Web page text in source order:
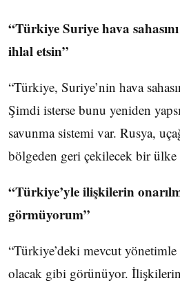
“Türkiye Suriye hava
ihlal etsin”
“Türkiye, Suriye’nin hava
Şimdi isterse bunu yeniden
savunma sistemi var. Rusya,
bölgeden geri çekilecek bir ülke
“Türkiye’yle ilişkilerin
görmüyorum”
“Türkiye’deki mevcut
olacak gibi görünüyor. İlişkilerin